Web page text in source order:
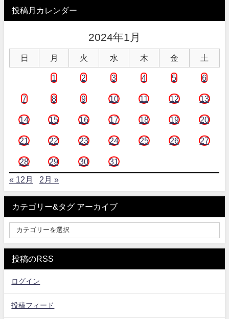
投稿月カレンダー
2024年1月
日 月 火 水 木 金 土
1 2 3 4 5 6
7 8 9 10 11 12 13
14 15 16 17 18 19 20
21 22 23 24 25 26 27
28 29 30 31
« 12月 2月 »
カテゴリー&タグ アーカイブ
投稿のRSS
ログイン
投稿フィード